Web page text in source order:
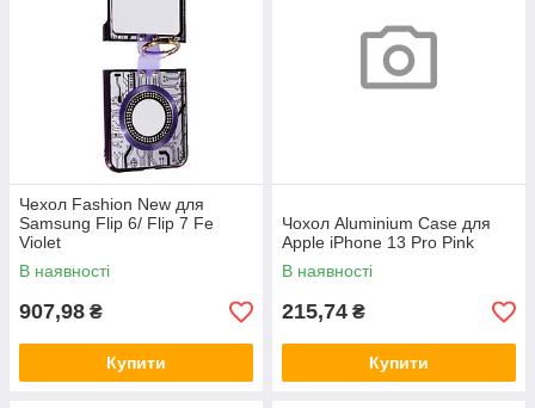
Чехол Fashion New для
Samsung Flip 6/ Flip 7 Fe
Violet
В наявності
907,98 ₴
Купити
Чохол Aluminium Case для
Apple iPhone 13 Pro Pink
В наявності
215,74 ₴
Купити